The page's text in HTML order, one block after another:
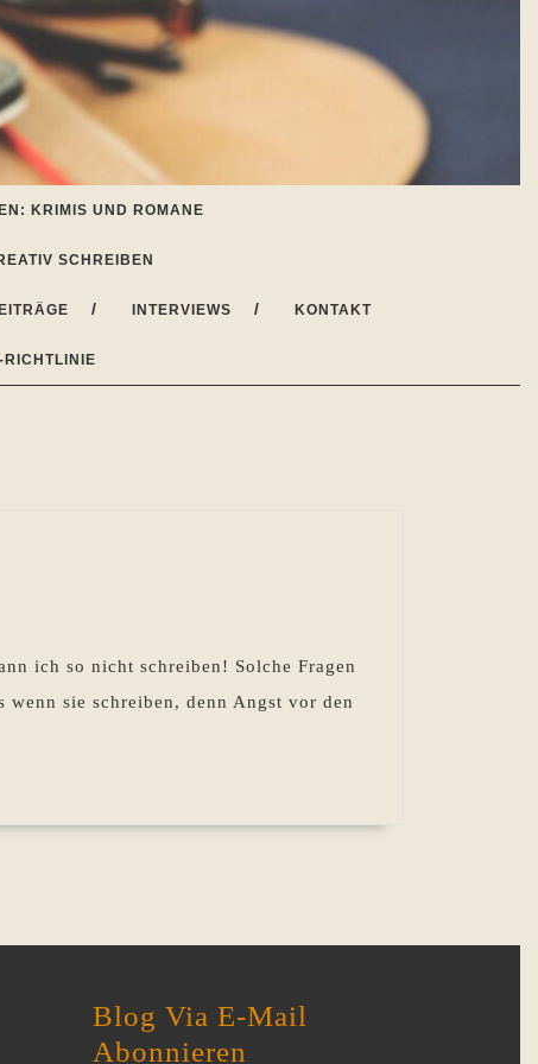
KRIMIS UND ROMANE
SCHREIBEN
INTERVIEWS KONTAKT
RICHTLINIE
ich so nicht schreiben! Solche Fragen
sie schreiben, denn Angst vor den
Blog Via E-Mail
Abonnieren